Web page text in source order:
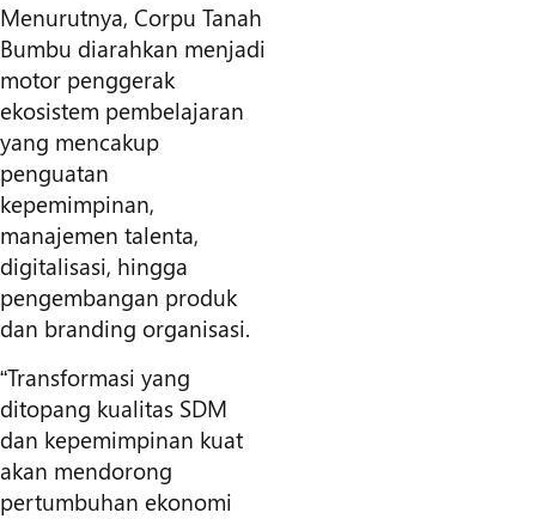
Menurutnya, Corpu Tanah
Bumbu diarahkan menjadi
motor penggerak
ekosistem pembelajaran
yang mencakup
penguatan
kepemimpinan,
manajemen talenta,
digitalisasi, hingga
pengembangan produk
dan branding organisasi.
“Transformasi yang
ditopang kualitas SDM
dan kepemimpinan kuat
akan mendorong
pertumbuhan ekonomi